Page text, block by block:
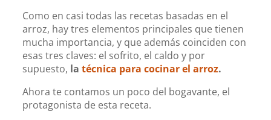
Como en casi todas las recetas basadas en el
arroz, hay tres elementos principales que tienen
mucha importancia, y que además coinciden con
esas tres claves: el sofrito, el caldo y por
supuesto, la técnica para cocinar el arroz.
Ahora te contamos un poco del bogavante, el
protagonista de esta receta.